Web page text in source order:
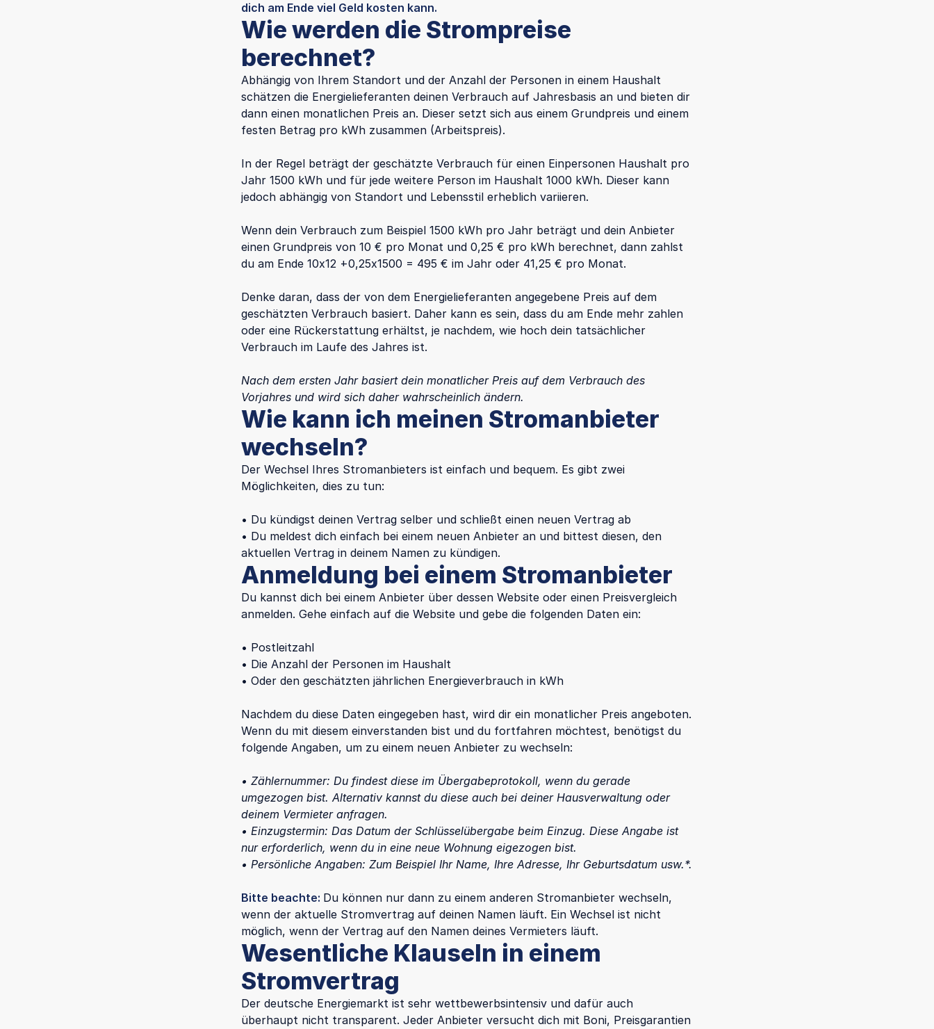
dich am Ende viel Geld kosten kann.
Wie werden die Strompreise
berechnet?
Abhängig von Ihrem Standort und der Anzahl der Personen in einem Haushalt
schätzen die Energielieferanten deinen Verbrauch auf Jahresbasis an und bieten dir
dann einen monatlichen Preis an. Dieser setzt sich aus einem Grundpreis und einem
festen Betrag pro kWh zusammen (Arbeitspreis).
In der Regel beträgt der geschätzte Verbrauch für einen Einpersonen Haushalt pro
Jahr 1500 kWh und für jede weitere Person im Haushalt 1000 kWh. Dieser kann
jedoch abhängig von Standort und Lebensstil erheblich variieren.
Wenn dein Verbrauch zum Beispiel 1500 kWh pro Jahr beträgt und dein Anbieter
einen Grundpreis von 10 € pro Monat und 0,25 € pro kWh berechnet, dann zahlst
du am Ende 10x12 +0,25x1500 = 495 € im Jahr oder 41,25 € pro Monat.
Denke daran, dass der von dem Energielieferanten angegebene Preis auf dem
geschätzten Verbrauch basiert. Daher kann es sein, dass du am Ende mehr zahlen
oder eine Rückerstattung erhältst, je nachdem, wie hoch dein tatsächlicher
Verbrauch im Laufe des Jahres ist.
Nach dem ersten Jahr basiert dein monatlicher Preis auf dem Verbrauch des
Vorjahres und wird sich daher wahrscheinlich ändern.
Wie kann ich meinen Stromanbieter
wechseln?
Der Wechsel Ihres Stromanbieters ist einfach und bequem. Es gibt zwei
Möglichkeiten, dies zu tun:
• Du kündigst deinen Vertrag selber und schließt einen neuen Vertrag ab
• Du meldest dich einfach bei einem neuen Anbieter an und bittest diesen, den
aktuellen Vertrag in deinem Namen zu kündigen.
Anmeldung bei einem Stromanbieter
Du kannst dich bei einem Anbieter über dessen Website oder einen Preisvergleich
anmelden. Gehe einfach auf die Website und gebe die folgenden Daten ein:
• Postleitzahl
• Die Anzahl der Personen im Haushalt
• Oder den geschätzten jährlichen Energieverbrauch in kWh
Nachdem du diese Daten eingegeben hast, wird dir ein monatlicher Preis angeboten.
Wenn du mit diesem einverstanden bist und du fortfahren möchtest, benötigst du
folgende Angaben, um zu einem neuen Anbieter zu wechseln:
• Zählernummer: Du findest diese im Übergabeprotokoll, wenn du gerade
umgezogen bist. Alternativ kannst du diese auch bei deiner Hausverwaltung oder
deinem Vermieter anfragen.
• Einzugstermin: Das Datum der Schlüsselübergabe beim Einzug. Diese Angabe ist
nur erforderlich, wenn du in eine neue Wohnung eigezogen bist.
• Persönliche Angaben: Zum Beispiel Ihr Name, Ihre Adresse, Ihr Geburtsdatum usw.*.
Bitte beachte: Du können nur dann zu einem anderen Stromanbieter wechseln,
wenn der aktuelle Stromvertrag auf deinen Namen läuft. Ein Wechsel ist nicht
möglich, wenn der Vertrag auf den Namen deines Vermieters läuft.
Wesentliche Klauseln in einem
Stromvertrag
Der deutsche Energiemarkt ist sehr wettbewerbsintensiv und dafür auch
überhaupt nicht transparent. Jeder Anbieter versucht dich mit Boni, Preisgarantien